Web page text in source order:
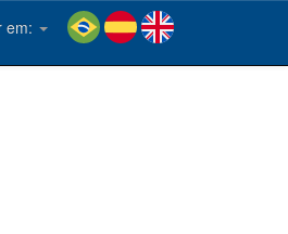
em: